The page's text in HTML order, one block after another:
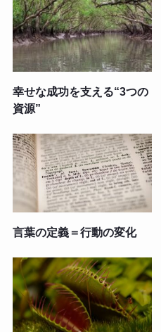
幸せな成功を支える“3つの
資源”
言葉の定義＝行動の変化